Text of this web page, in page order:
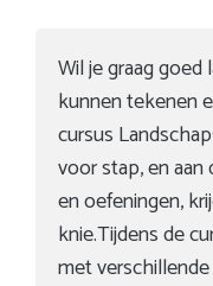
Wil je graag
kunnen tekenen
cursus
voor stap, en
en oefeningen,
knie.Tijdens de
met